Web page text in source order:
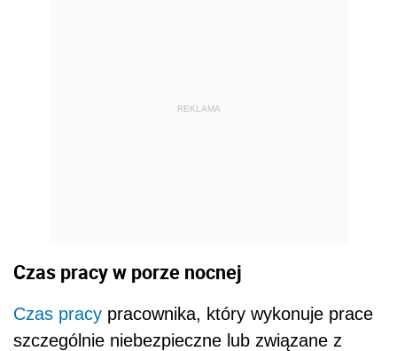
REKLAMA
Czas pracy w porze nocnej
Czas pracy pracownika, który wykonuje prace
szczególnie niebezpieczne lub związane z